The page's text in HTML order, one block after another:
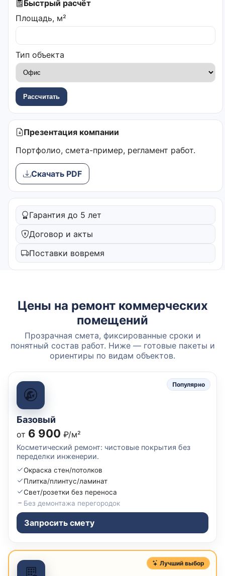
Быстрый расчёт
Площадь, м²
Тип объекта
Рассчитать
Презентация компании
Портфолио, смета-пример, регламент работ.
Скачать PDF
Гарантия до 5 лет
Договор и акты
Поставки вовремя
Цены на ремонт коммерческих
помещений
Прозрачная смета, фиксированные сроки и
понятный состав работ. Ниже — готовые пакеты и
ориентиры по видам объектов.
Популярно
Базовый
от 6 900 ₽/м²
Косметический ремонт: чистовые покрытия без
переделки инженерии.
Окраска стен/потолков
Плитка/плинтус/ламинат
Свет/розетки без переноса
Без демонтажа перегородок
Запросить смету
Лучший выбор